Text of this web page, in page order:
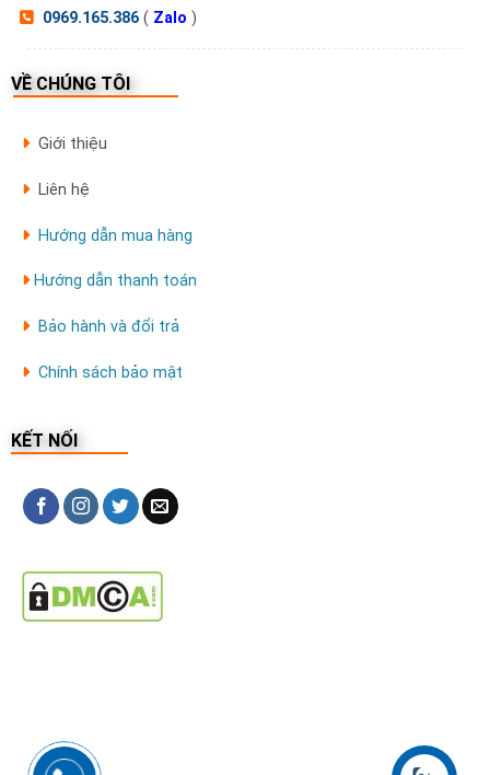
0969.165.386( Zalo )
VỀ CHÚNG TÔI
Giới thiệu
Liên hệ
Hướng dẫn mua hàng
Hướng dẫn thanh toán
Bảo hành và đổi trả
Chính sách bảo mật
KẾT NỐI